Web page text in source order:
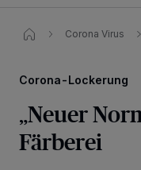
Corona Virus
Corona-Lockerung
„Neuer
Färberei